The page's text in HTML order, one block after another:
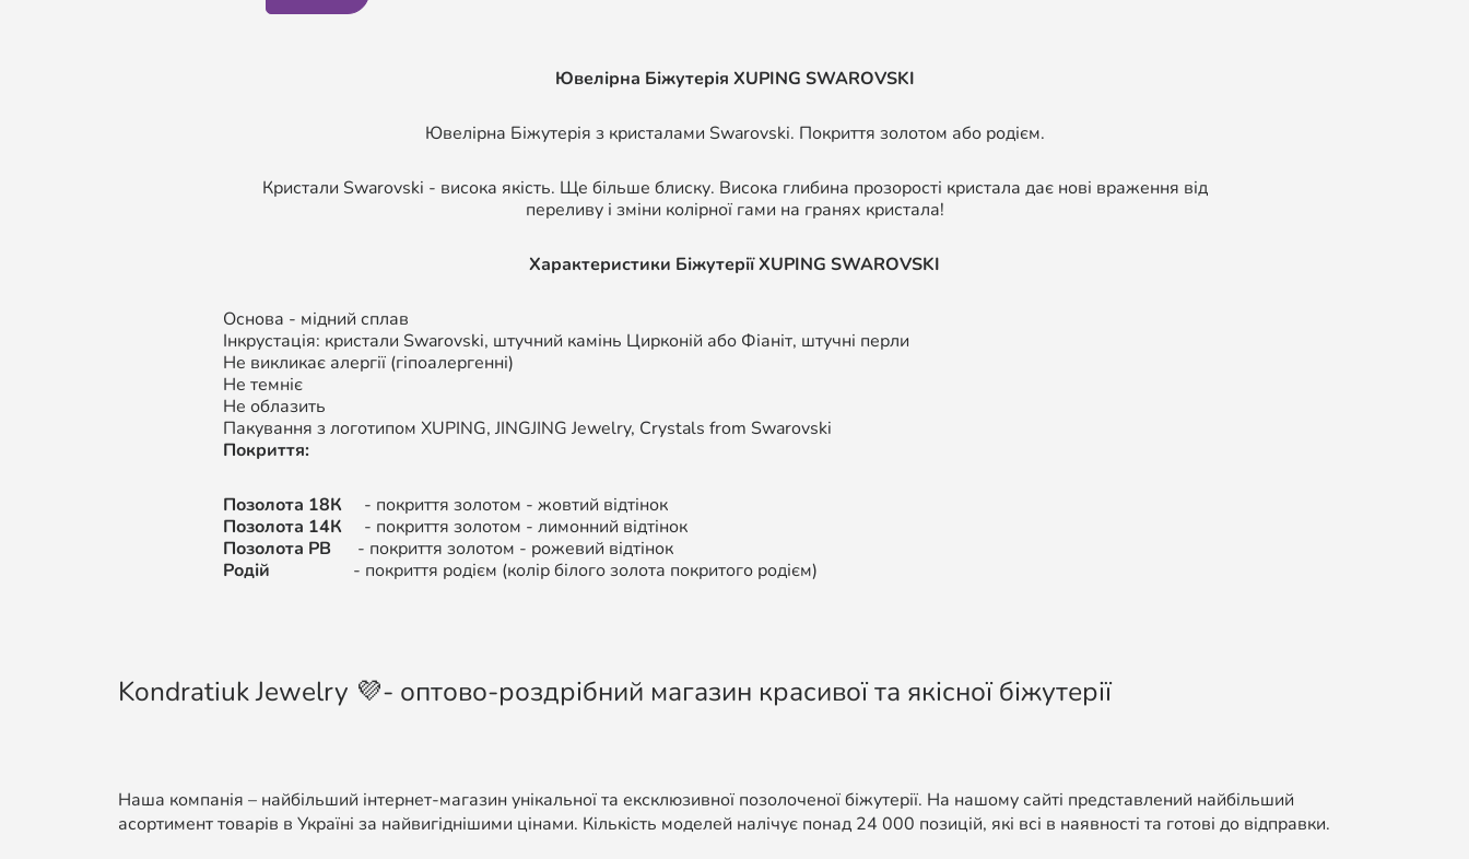
Ювелірна Біжутерія XUPING SWAROVSKI
Ювелірна Біжутерія з кристалами Swarovski. Покриття золотом або родієм.
Кристали Swarovski - висока якість. Ще більше блиску. Висока глибина прозорості кристала дає нові враження від
переливу і зміни колірної гами на гранях кристала!
Характеристики БіжутеріїXUPING SWAROVSKI
Основа - мідний сплав
Інкрустація: кристали Swarovski, штучний камінь Цирконій або Фіаніт, штучні перли
Не викликає алергії (гіпоалергенні)
Не темніє
Не облазить
Пакування з логотипом XUPING, JINGJING Jewelry, Crystals from Swarovski
Покриття:
Позолота 18К - покриття золотом - жовтий відтінок
Позолота 14К - покриття золотом - лимонний відтінок
Позолота РВ - покриття золотом - рожевий відтінок
Родій - покриття родієм (колір білого золота покритого родієм)
Kondratiuk Jewelry 💜- оптово-роздрібний магазин красивої та якісної біжутерії
Наша компанія – найбільший інтернет-магазин унікальної та ексклюзивної позолоченої біжутерії. На нашому сайті представлений найбільший
асортимент товарів в Україні за найвигіднішими цінами. Кількість моделей налічує понад 24 000 позицій, які всі в наявності та готові до відправки.